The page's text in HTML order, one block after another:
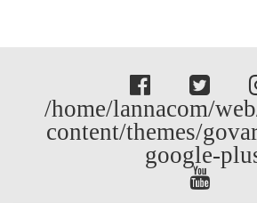
/home/lannacom/
content/themes/
google-